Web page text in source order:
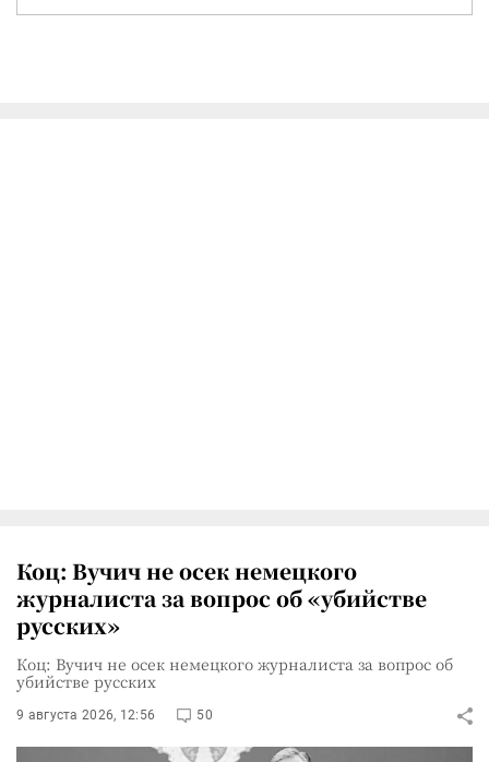
Коц: Вучич не осек немецкого
журналиста за вопрос об «убийстве
русских»
Коц: Вучич не осек немецкого журналиста за вопрос об
убийстве русских
9 августа 2026, 12:56 50